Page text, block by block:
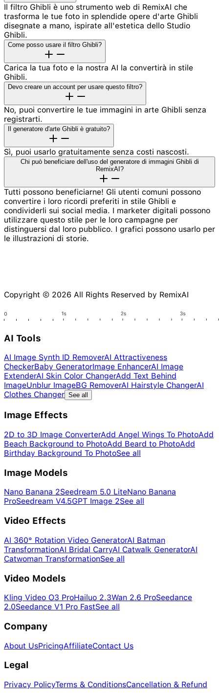
Il filtro Ghibli è uno strumento web di RemixAI che
trasforma le tue foto in splendide opere d'arte Ghibli
disegnate a mano, ispirate all'estetica dello Studio
Ghibli.
Come posso usare il filtro Ghibli?
Carica la tua foto e la nostra AI la convertirà in stile
Ghibli.
Devo creare un account per usare questo filtro?
No, puoi convertire le tue immagini in arte Ghibli senza
registrarti.
Il generatore d'arte Ghibli è gratuito?
Sì, puoi usarlo gratuitamente senza costi nascosti.
Chi può beneficiare dell'uso del generatore di immagini Ghibli di
RemixAI?
Tutti possono beneficiarne! Gli utenti comuni possono
convertire i loro ricordi preferiti in stile Ghibli e
condividerli sui social media. I marketer digitali possono
utilizzare questo stile per le loro campagne per
distinguersi dal loro pubblico. I grafici possono usarlo per
le illustrazioni di storie.
Copyright © 2026 All Rights Reserved by RemixAI
AI Tools
AI Image Synth ID RemoverAI Attractiveness
CheckerBaby GeneratorImage EnhancerAI Image
ExtenderAI Skin Color ChangerAdd Text Behind
ImageUnblur ImageBG RemoverAI Hairstyle ChangerAI
Clothes Changer See all
Image Effects
2D to 3D Image ConverterAdd Angel Wings To PhotoAdd
Beach Background to PhotoAdd Beard to PhotoAdd
Birthday Background To PhotoSee all
Image Models
Nano Banana 2Seedream 5.0 LiteNano Banana
ProSeedream V4.5GPT Image 2See all
Video Effects
AI 360° Rotation Video GeneratorAI Batman
TransformationAI Bridal CarryAI Catwalk GeneratorAI
Catwoman TransformationSee all
Video Models
Kling Video O3 ProHailuo 2.3Wan 2.6 ProSeedance
2.0Seedance V1 Pro FastSee all
Company
About UsPricingAffiliateContact Us
Legal
Privacy PolicyTerms & ConditionsCancellation & Refund